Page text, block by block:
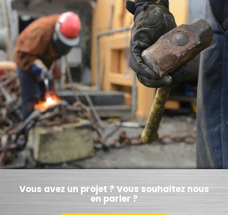
Vous avez un projet ? Vous souhaitez nous
en parler ?